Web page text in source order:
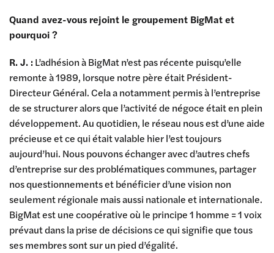
Quand avez-vous rejoint le groupement BigMat et
pourquoi ?
R. J. :L’adhésion à BigMat n’est pas récente puisqu’elle
remonte à 1989, lorsque notre père était Président-
Directeur Général. Cela a notamment permis à l’entreprise
de se structurer alors que l’activité de négoce était en plein
développement. Au quotidien, le réseau nous est d’une aide
précieuse et ce qui était valable hier l’est toujours
aujourd’hui. Nous pouvons échanger avec d’autres chefs
d’entreprise sur des problématiques communes, partager
nos questionnements et bénéficier d’une vision non
seulement régionale mais aussi nationale et internationale.
BigMat est une coopérative où le principe 1 homme = 1 voix
prévaut dans la prise de décisions ce qui signifie que tous
ses membres sont sur un pied d’égalité.